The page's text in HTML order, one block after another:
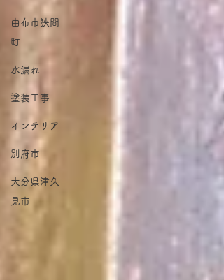
由布市狭間
町
水漏れ
塗装工事
インテリア
別府市
大分県津久
見市